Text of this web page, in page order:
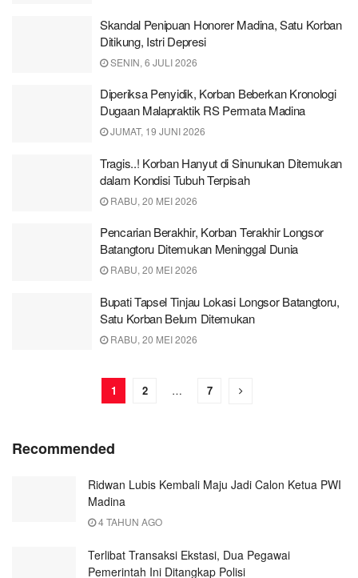
Skandal Penipuan Honorer Madina, Satu Korban
Ditikung, Istri Depresi
SENIN, 6 JULI 2026
Diperiksa Penyidik, Korban Beberkan Kronologi
Dugaan Malapraktik RS Permata Madina
JUMAT, 19 JUNI 2026
Tragis..! Korban Hanyut di Sinunukan Ditemukan
dalam Kondisi Tubuh Terpisah
RABU, 20 MEI 2026
Pencarian Berakhir, Korban Terakhir Longsor
Batangtoru Ditemukan Meninggal Dunia
RABU, 20 MEI 2026
Bupati Tapsel Tinjau Lokasi Longsor Batangtoru,
Satu Korban Belum Ditemukan
RABU, 20 MEI 2026
1 2 … 7
Recommended
Ridwan Lubis Kembali Maju Jadi Calon Ketua PWI
Madina
4 TAHUN AGO
Terlibat Transaksi Ekstasi, Dua Pegawai
Pemerintah Ini Ditangkap Polisi